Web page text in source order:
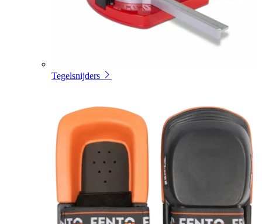
Tegelsnijders